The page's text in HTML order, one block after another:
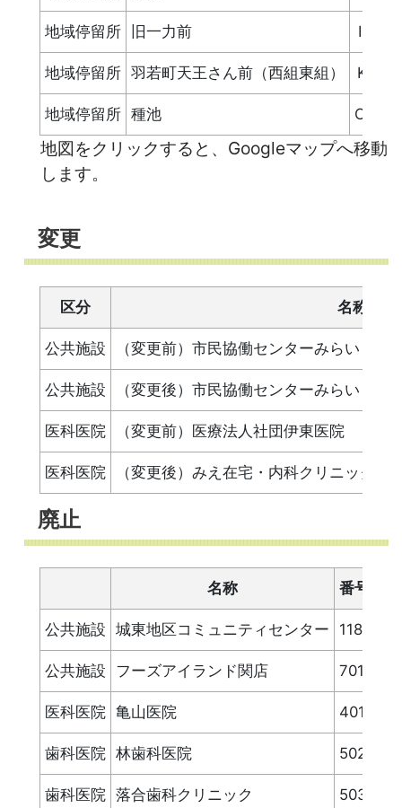
地域停留所 旧一力前 I-06
地域停留所 羽若町天王さん前（西組東組） K-10
地域停留所 種池 O-14
地図をクリックすると、Googleマップへ移動
します。
変更
区分 名称
公共施設 （変更前）市民協働センターみらい
公共施設 （変更後）市民協働センターみらい・城
医科医院 （変更前）医療法人社団伊東医院
医科医院 （変更後）みえ在宅・内科クリニック
廃止
名称 番号
公共施設 城東地区コミュニティセンター 118
公共施設 フーズアイランド関店 701
医科医院 亀山医院 401
歯科医院 林歯科医院 502
歯科医院 落合歯科クリニック 503